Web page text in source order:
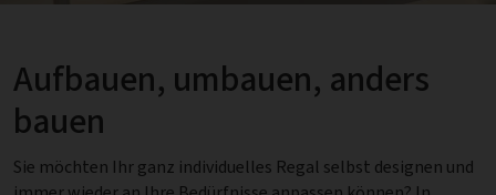
Aufbauen, umbauen, anders
bauen
Sie möchten Ihr ganz individuelles Regal selbst designen und